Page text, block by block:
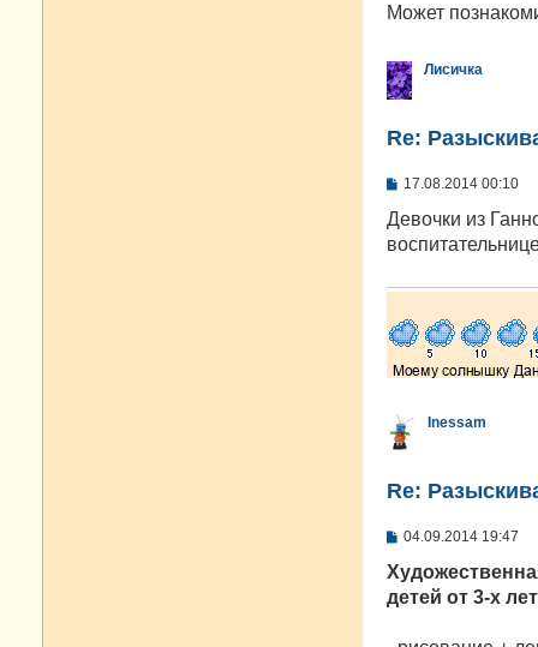
Может
Лисичка
Re:
С
о
б
щ
н
е
17.08.2014 00:10
Девочки из
Inessam
Re:
С
о
б
щ
04.09.2014 19:47
детей от 3-х